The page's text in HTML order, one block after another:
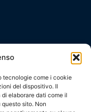
tecnologie come i cookie
del dispositivo. Il
elaborare dati come il
sito. Non